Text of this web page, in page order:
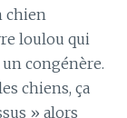
chien
loulou qui
un congénère.
chiens, ça
» alors